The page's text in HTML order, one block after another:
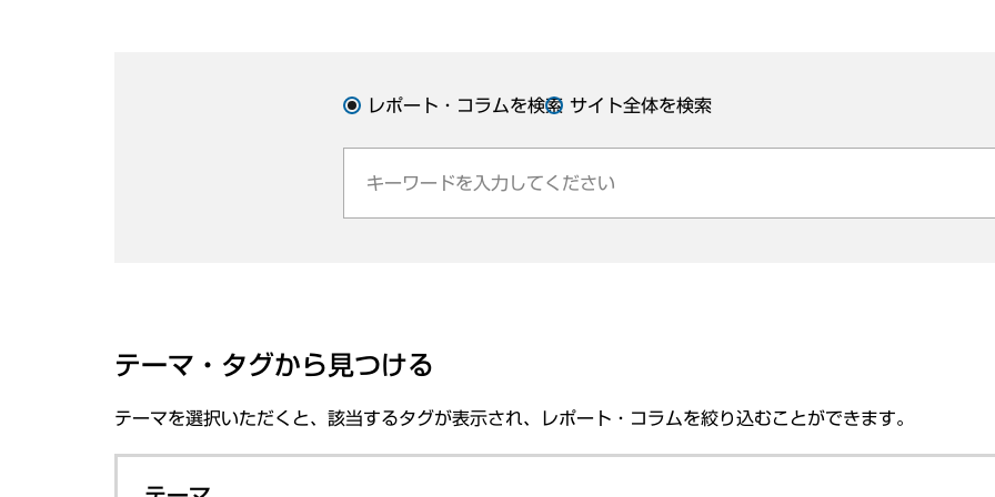
レポート・コラムを検索 サイト全体を検索
テーマ・タグから見つける
テーマを選択いただくと、該当するタグが表示され、レポート・コラムを絞り込むことができます。